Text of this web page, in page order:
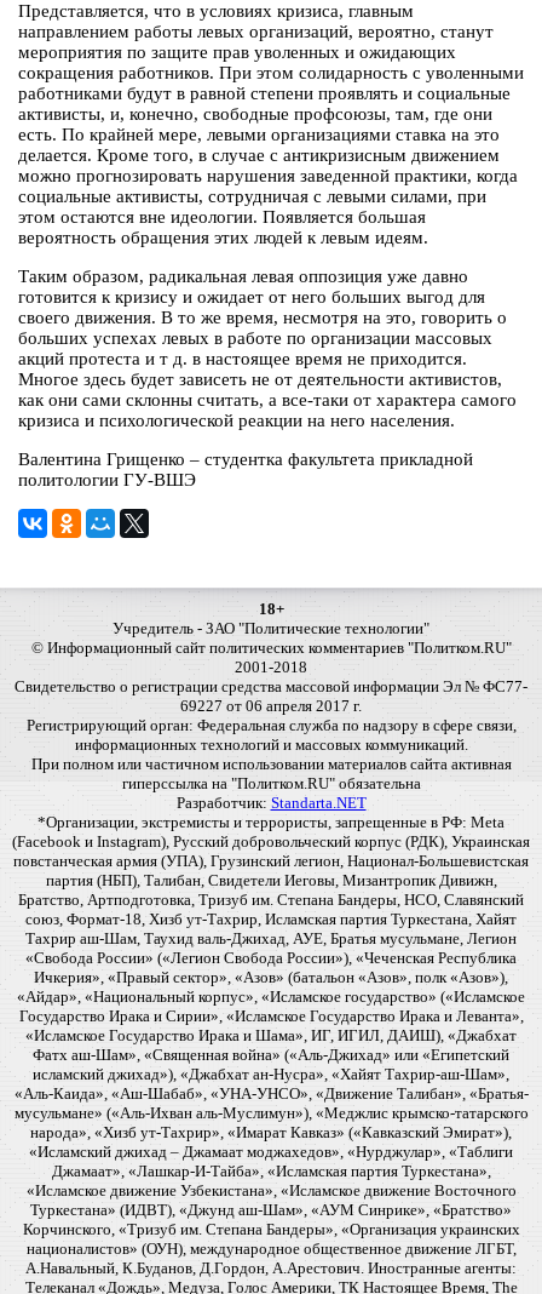
Представляется, что в условиях кризиса, главным
направлением работы левых организаций, вероятно, станут
мероприятия по защите прав уволенных и ожидающих
сокращения работников. При этом солидарность с уволенными
работниками будут в равной степени проявлять и социальные
активисты, и, конечно, свободные профсоюзы, там, где они
есть. По крайней мере, левыми организациями ставка на это
делается. Кроме того, в случае с антикризисным движением
можно прогнозировать нарушения заведенной практики, когда
социальные активисты, сотрудничая с левыми силами, при
этом остаются вне идеологии. Появляется большая
вероятность обращения этих людей к левым идеям.
Таким образом, радикальная левая оппозиция уже давно
готовится к кризису и ожидает от него больших выгод для
своего движения. В то же время, несмотря на это, говорить о
больших успехах левых в работе по организации массовых
акций протеста и т д. в настоящее время не приходится.
Многое здесь будет зависеть не от деятельности активистов,
как они сами склонны считать, а все-таки от характера самого
кризиса и психологической реакции на него населения.
Валентина Грищенко – студентка факультета прикладной
политологии ГУ-ВШЭ
18+
Учредитель - ЗАО "Политические технологии"
© Информационный сайт политических комментариев "Политком.RU"
2001-2018
Свидетельство о регистрации средства массовой информации Эл № ФС77-
69227 от 06 апреля 2017 г.
Регистрирующий орган: Федеральная служба по надзору в сфере связи,
информационных технологий и массовых коммуникаций.
При полном или частичном использовании материалов сайта активная
гиперссылка на "Политком.RU" обязательна
Разработчик: Standarta.NET
*Организации, экстремисты и террористы, запрещенные в РФ: Meta
(Facebook и Instagram), Русский добровольческий корпус (РДК), Украинская
повстанческая армия (УПА), Грузинский легион, Национал-Большевистская
партия (НБП), Талибан, Свидетели Иеговы, Мизантропик Дивижн,
Братство, Артподготовка, Тризуб им. Степана Бандеры, НСО, Славянский
союз, Формат-18, Хизб ут-Тахрир, Исламская партия Туркестана, Хайят
Тахрир аш-Шам, Таухид валь-Джихад, АУЕ, Братья мусульмане, Легион
«Свобода России» («Легион Свобода России»), «Чеченская Республика
Ичкерия», «Правый сектор», «Азов» (батальон «Азов», полк «Азов»),
«Айдар», «Национальный корпус», «Исламское государство» («Исламское
Государство Ирака и Сирии», «Исламское Государство Ирака и Леванта»,
«Исламское Государство Ирака и Шама», ИГ, ИГИЛ, ДАИШ), «Джабхат
Фатх аш-Шам», «Священная война» («Аль-Джихад» или «Египетский
исламский джихад»), «Джабхат ан-Нусра», «Хайят Тахрир-аш-Шам»,
«Аль-Каида», «Аш-Шабаб», «УНА-УНСО», «Движение Талибан», «Братья-
мусульмане» («Аль-Ихван аль-Муслимун»), «Меджлис крымско-татарского
народа», «Хизб ут-Тахрир», «Имарат Кавказ» («Кавказский Эмират»),
«Исламский джихад – Джамаат моджахедов», «Нурджулар», «Таблиги
Джамаат», «Лашкар-И-Тайба», «Исламская партия Туркестана»,
«Исламское движение Узбекистана», «Исламское движение Восточного
Туркестана» (ИДВТ), «Джунд аш-Шам», «АУМ Синрике», «Братство»
Корчинского, «Тризуб им. Степана Бандеры», «Организация украинских
националистов» (ОУН), международное общественное движение ЛГБТ,
А.Навальный, К.Буданов, Д.Гордон, А.Арестович. Иностранные агенты:
Телеканал «Дождь», Медуза, Голос Америки, ТК Настоящее Время, The